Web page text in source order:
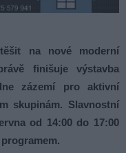
na nové moderní
finišuje výstavba
zázemí pro aktivní
skupinám. Slavnostní
od 14:00 do 17:00